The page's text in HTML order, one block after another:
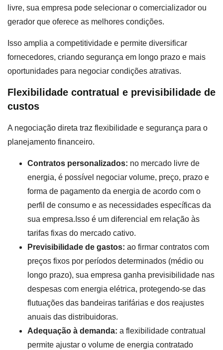
livre, sua empresa pode selecionar o comercializador ou
gerador que oferece as melhores condições.
Isso amplia a competitividade e permite diversificar
fornecedores, criando segurança em longo prazo e mais
oportunidades para negociar condições atrativas.
Flexibilidade contratual e previsibilidade de
custos
A negociação direta traz flexibilidade e segurança para o
planejamento financeiro.
Contratos personalizados: no mercado livre de
energia, é possível negociar volume, preço, prazo e
forma de pagamento da energia de acordo com o
perfil de consumo e as necessidades específicas da
sua empresa.Isso é um diferencial em relação às
tarifas fixas do mercado cativo.
Previsibilidade de gastos: ao firmar contratos com
preços fixos por períodos determinados (médio ou
longo prazo), sua empresa ganha previsibilidade nas
despesas com energia elétrica, protegendo-se das
flutuações das bandeiras tarifárias e dos reajustes
anuais das distribuidoras.
Adequação à demanda: a flexibilidade contratual
permite ajustar o volume de energia contratado